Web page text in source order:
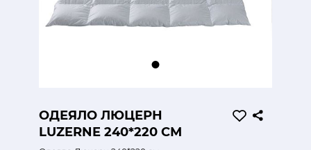
ОДЕЯЛО ЛЮЦЕРН
LUZERNE 240*220 СМ